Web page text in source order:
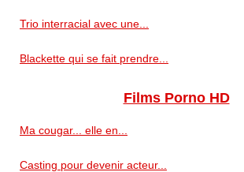
Trio interracial avec une...
Blackette qui se fait prendre...
Films Porno HD
Ma cougar... elle en...
Casting pour devenir acteur...